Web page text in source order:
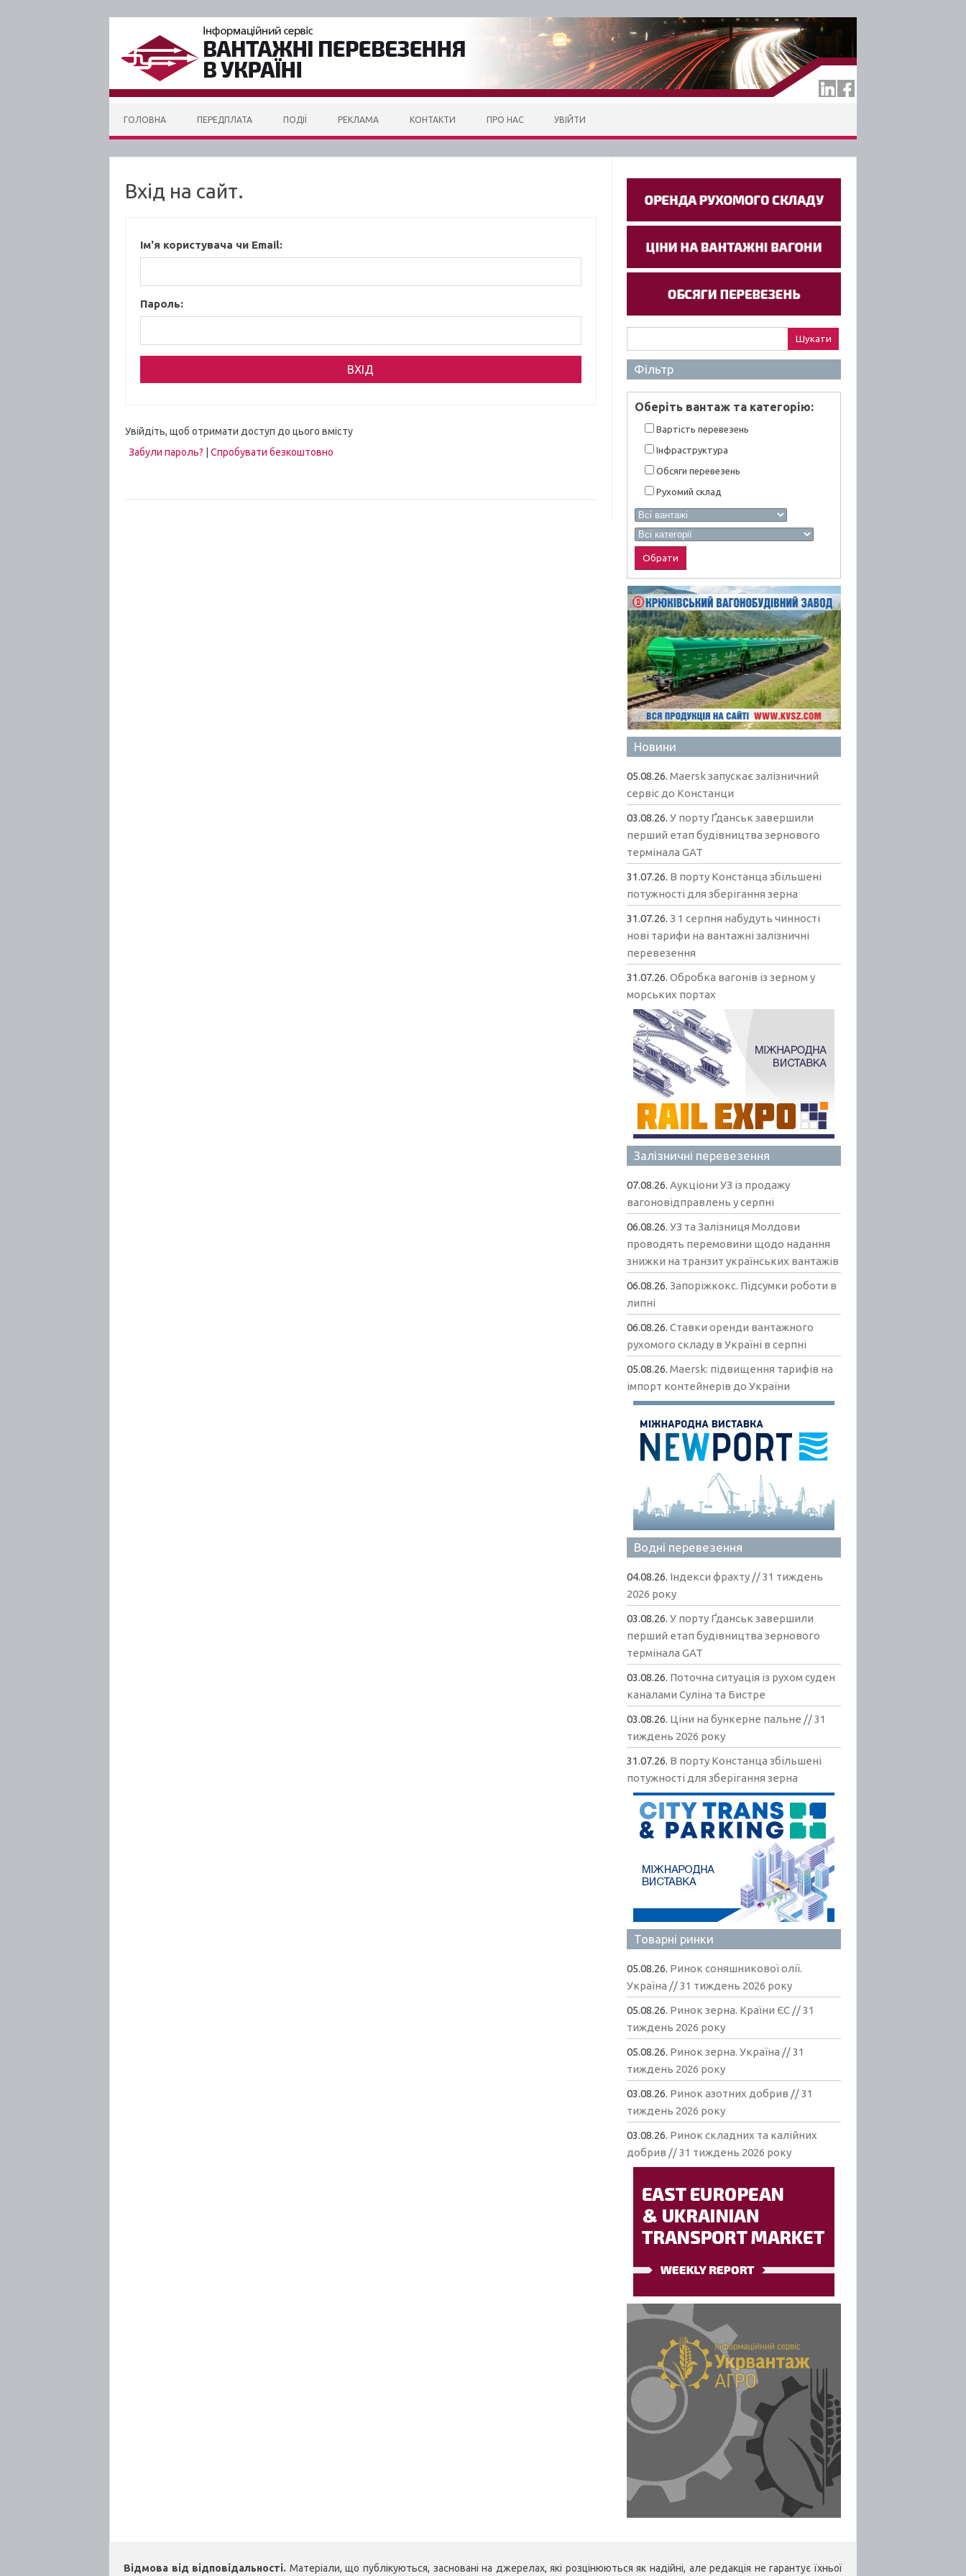
ГОЛОВНА ПЕРЕДПЛАТА ПОДІЇ РЕКЛАМА КОНТАКТИ ПРО НАС УВІЙТИ
Вхід на сайт.
Ім'я користувача чи Email:
Пароль:
Увійдіть, щоб отримати доступ до цього вмісту
Забули пароль?
Спробувати безкоштовно
Фільтр
Оберiть вантаж та категорiю:
Вартiсть перевезень
Інфраструктура
Обсяги перевезень
Рухомий склад
Новини
05.08.26.Maersk запускає залізничний
сервіс до Констанци
03.08.26.У порту Ґданськ завершили
перший етап будівництва зернового
термінала GAT
31.07.26. В порту Констанца збільшені
потужності для зберігання зерна
31.07.26.З 1 серпня набудуть чинності
нові тарифи на вантажні залізничні
перевезення
31.07.26.Обробка вагонів із зерном у
морських портах
Залізничні перевезення
07.08.26.Аукціони УЗ із продажу
вагоновідправлень у серпні
06.08.26.УЗ та Залізниця Молдови
проводять перемовини щодо надання
знижки на транзит українських вантажів
06.08.26.Запоріжкокс. Підсумки роботи в
липні
06.08.26.Ставки оренди вантажного
рухомого складу в Україні в серпні
05.08.26.Maersk: підвищення тарифів на
імпорт контейнерів до України
Водні перевезення
04.08.26. Індекси фрахту // 31 тиждень
2026 року
03.08.26.У порту Ґданськ завершили
перший етап будівництва зернового
термінала GAT
03.08.26. Поточна ситуація із рухом суден
каналами Суліна та Бистре
03.08.26. Ціни на бункерне пальне // 31
тиждень 2026 року
31.07.26. В порту Констанца збільшені
потужності для зберігання зерна
Товарні ринки
05.08.26. Ринок соняшникової олії.
Україна // 31 тиждень 2026 року
05.08.26. Ринок зерна. Країни ЄС // 31
тиждень 2026 року
05.08.26. Ринок зерна. Україна // 31
тиждень 2026 року
03.08.26. Ринок азотних добрив // 31
тиждень 2026 року
03.08.26. Ринок складних та калійних
добрив // 31 тиждень 2026 року
Відмова від відповідальності. Матеріали, що публікуються, засновані на джерелах, які розцінюються як надійні, але редакція не гарантує їхньої